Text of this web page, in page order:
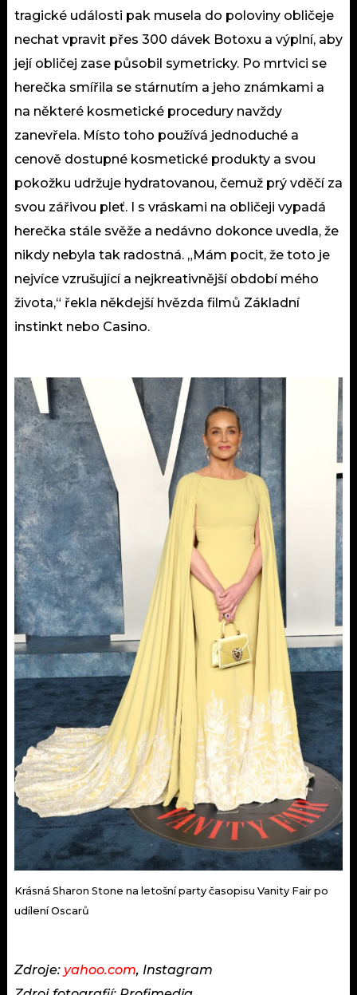
tragické události pak musela do poloviny obličeje
nechat vpravit přes 300 dávek Botoxu a výplní, aby
její obličej zase působil symetricky. Po mrtvici se
herečka smířila se stárnutím a jeho známkami a
na některé kosmetické procedury navždy
zanevřela. Místo toho používá jednoduché a
cenově dostupné kosmetické produkty a svou
pokožku udržuje hydratovanou, čemuž prý vděčí za
svou zářivou pleť. I s vráskami na obličeji vypadá
herečka stále svěže a nedávno dokonce uvedla, že
nikdy nebyla tak radostná. „Mám pocit, že toto je
nejvíce vzrušující a nejkreativnější období mého
života,“ řekla někdejší hvězda filmů Základní
instinkt nebo Casino.
Krásná Sharon Stone na letošní party časopisu Vanity Fair po
udílení Oscarů
Zdroje: yahoo.com, Instagram